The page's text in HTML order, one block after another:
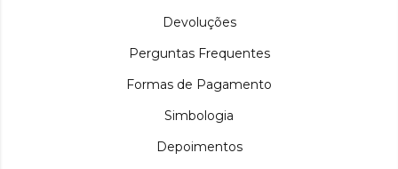
Devoluções
Perguntas Frequentes
Formas de Pagamento
Simbologia
Depoimentos